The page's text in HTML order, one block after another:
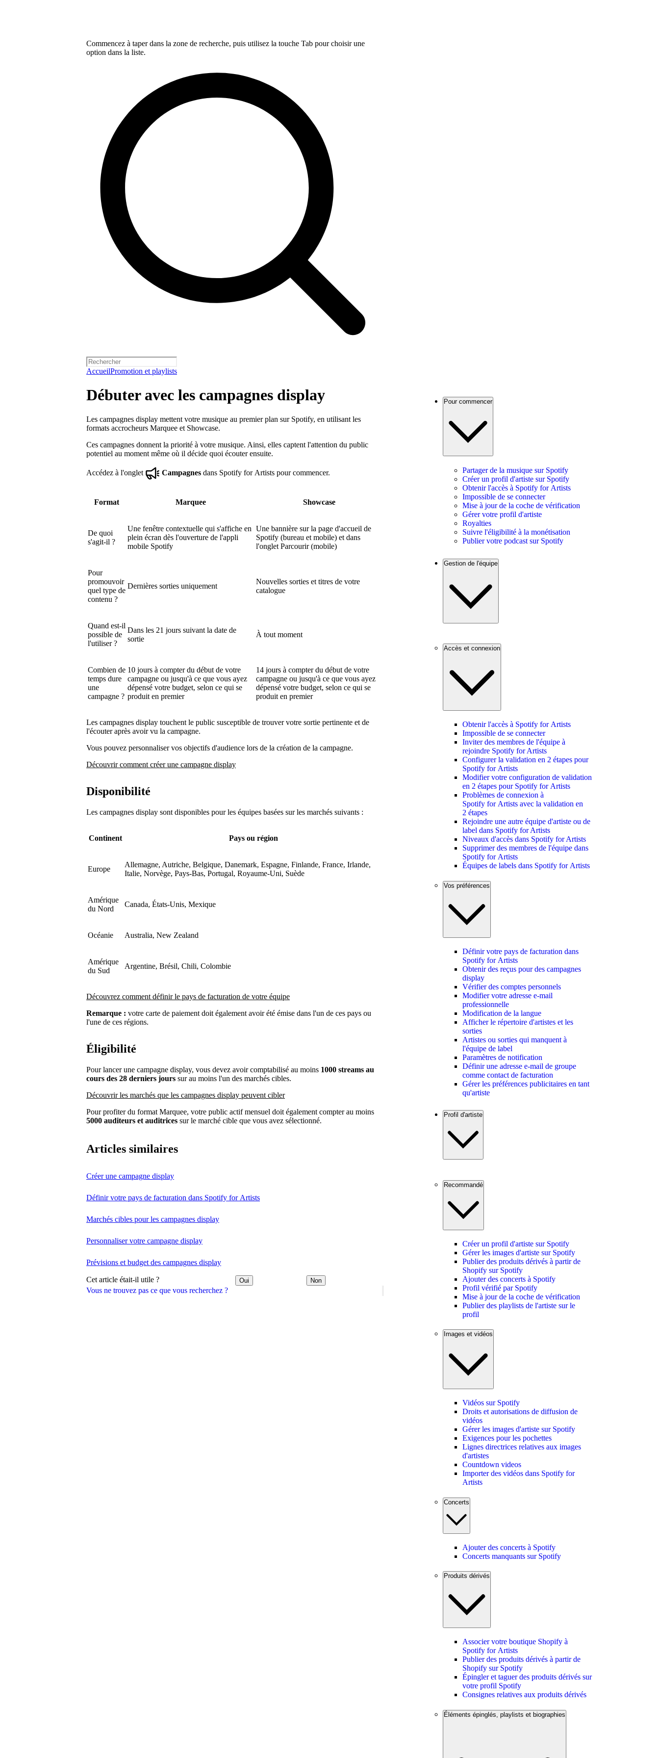
Commencez à taper dans la zone de recherche, puis utilisez la touche Tab pour choisir une
option dans la liste.
AccueilPromotion et playlists
Vous ne trouvez pas ce que vous recherchez ?
Débuter avec les campagnes display
Les campagnes display mettent votre musique au premier plan sur Spotify, en utilisant les
formats accrocheurs Marquee et Showcase.
Ces campagnes donnent la priorité à votre musique. Ainsi, elles captent l'attention du public
potentiel au moment même où il décide quoi écouter ensuite.
Accédez à l'onglet Campagnes dans Spotify for Artists pour commencer.
Format Marquee Showcase
De quoi
s'agit-il ?
Une fenêtre contextuelle qui s'affiche en
plein écran dès l'ouverture de l'appli
mobile Spotify
Une bannière sur la page d'accueil de
Spotify (bureau et mobile) et dans
l'onglet Parcourir (mobile)
Pour
promouvoir
quel type de
contenu ?
Dernières sorties uniquement
Nouvelles sorties et titres de votre
catalogue
Quand est-il
possible de
l'utiliser ?
Dans les 21 jours suivant la date de
sortie
À tout moment
Combien de
temps dure
une
campagne ?
10 jours à compter du début de votre
campagne ou jusqu'à ce que vous ayez
dépensé votre budget, selon ce qui se
produit en premier
14 jours à compter du début de votre
campagne ou jusqu'à ce que vous ayez
dépensé votre budget, selon ce qui se
produit en premier
Les campagnes display touchent le public susceptible de trouver votre sortie pertinente et de
l'écouter après avoir vu la campagne.
Vous pouvez personnaliser vos objectifs d'audience lors de la création de la campagne.
Découvrir comment créer une campagne display
Disponibilité
Les campagnes display sont disponibles pour les équipes basées sur les marchés suivants :
Continent Pays ou région
Europe
Allemagne, Autriche, Belgique, Danemark, Espagne, Finlande, France, Irlande,
Italie, Norvège, Pays-Bas, Portugal, Royaume-Uni, Suède
Amérique
du Nord
Canada, États-Unis, Mexique
Océanie Australia, New Zealand
Amérique
du Sud
Argentine, Brésil, Chili, Colombie
Découvrez comment définir le pays de facturation de votre équipe
Remarque : votre carte de paiement doit également avoir été émise dans l'un de ces pays ou
l'une de ces régions.
Éligibilité
Pour lancer une campagne display, vous devez avoir comptabilisé au moins 1000 streams au
cours des 28 derniers jours sur au moins l'un des marchés cibles.
Découvrir les marchés que les campagnes display peuvent cibler
Pour profiter du format Marquee, votre public actif mensuel doit également compter au moins
5000 auditeurs et auditrices sur le marché cible que vous avez sélectionné.
Articles similaires
Créer une campagne display
Définir votre pays de facturation dans Spotify for Artists
Marchés cibles pour les campagnes display
Personnaliser votre campagne display
Prévisions et budget des campagnes display
Cet article était-il utile ? Oui Non
Pour commencer
Partager de la musique sur Spotify
Créer un profil d'artiste sur Spotify
Obtenir l'accès à Spotify for Artists
Impossible de se connecter
Mise à jour de la coche de vérification
Gérer votre profil d'artiste
Royalties
Suivre l'éligibilité à la monétisation
Publier votre podcast sur Spotify
Gestion de l'équipe
Accès et connexion
Obtenir l'accès à Spotify for Artists
Impossible de se connecter
Inviter des membres de l'équipe à
rejoindre Spotify for Artists
Configurer la validation en 2 étapes pour
Spotify for Artists
Modifier votre configuration de validation
en 2 étapes pour Spotify for Artists
Problèmes de connexion à
Spotify for Artists avec la validation en
2 étapes
Rejoindre une autre équipe d'artiste ou de
label dans Spotify for Artists
Niveaux d'accès dans Spotify for Artists
Supprimer des membres de l'équipe dans
Spotify for Artists
Équipes de labels dans Spotify for Artists
Vos préférences
Définir votre pays de facturation dans
Spotify for Artists
Obtenir des reçus pour des campagnes
display
Vérifier des comptes personnels
Modifier votre adresse e-mail
professionnelle
Modification de la langue
Afficher le répertoire d'artistes et les
sorties
Artistes ou sorties qui manquent à
l'équipe de label
Paramètres de notification
Définir une adresse e-mail de groupe
comme contact de facturation
Gérer les préférences publicitaires en tant
qu'artiste
Profil d'artiste
Recommandé
Créer un profil d'artiste sur Spotify
Gérer les images d'artiste sur Spotify
Publier des produits dérivés à partir de
Shopify sur Spotify
Ajouter des concerts à Spotify
Profil vérifié par Spotify
Mise à jour de la coche de vérification
Publier des playlists de l'artiste sur le
profil
Images et vidéos
Vidéos sur Spotify
Droits et autorisations de diffusion de
vidéos
Gérer les images d'artiste sur Spotify
Exigences pour les pochettes
Lignes directrices relatives aux images
d'artistes
Countdown videos
Importer des vidéos dans Spotify for
Artists
Concerts
Ajouter des concerts à Spotify
Concerts manquants sur Spotify
Produits dérivés
Associer votre boutique Shopify à
Spotify for Artists
Publier des produits dérivés à partir de
Shopify sur Spotify
Épingler et taguer des produits dérivés sur
votre profil Spotify
Consignes relatives aux produits dérivés
Éléments épinglés, playlists et biographies